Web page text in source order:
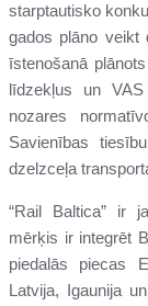
starptautisko
gados plāno veikt
īstenošanā
līdzekļus un VAS
nozares
Savienības
dzelzceļa
“Rail Baltica” ir
mērķis ir integrēt
piedalās piecas
Latvija, Igaunija